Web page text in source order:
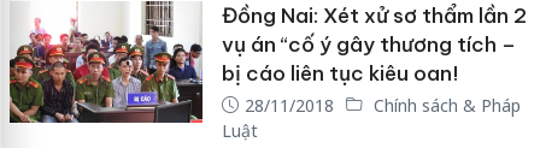
Đồng Nai: Xét xử sơ thẩm lần 2
vụ án “cố ý gây thương tích –
bị cáo liên tục kiêu oan!
28/11/2018
Chính sách & Pháp
Luật